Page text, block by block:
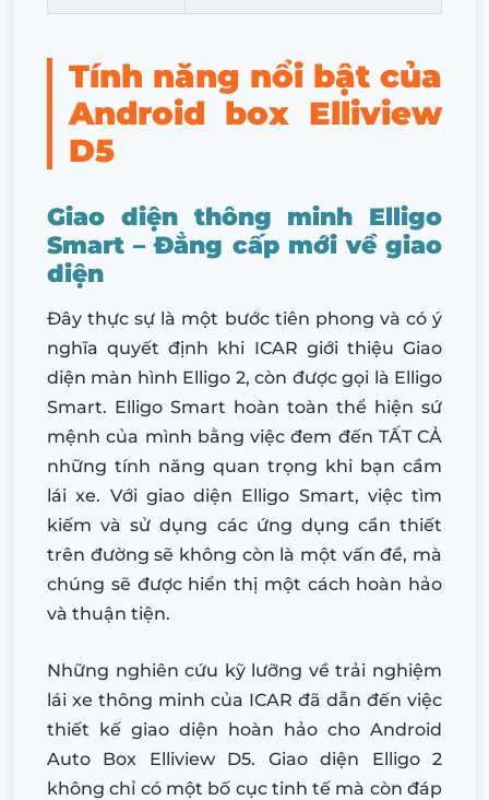
Tính năng nổi bật của
Android box Elliview
D5
Giao diện thông minh Elligo
Smart – Đẳng cấp mới về giao
diện
Đây thực sự là một bước tiên phong và có ý
nghĩa quyết định khi ICAR giới thiệu Giao
diện màn hình Elligo 2, còn được gọi là Elligo
Smart. Elligo Smart hoàn toàn thể hiện sứ
mệnh của mình bằng việc đem đến TẤT CẢ
những tính năng quan trọng khi bạn cầm
lái xe. Với giao diện Elligo Smart, việc tìm
kiếm và sử dụng các ứng dụng cần thiết
trên đường sẽ không còn là một vấn đề, mà
chúng sẽ được hiển thị một cách hoàn hảo
và thuận tiện.
Những nghiên cứu kỹ lưỡng về trải nghiệm
lái xe thông minh của ICAR đã dẫn đến việc
thiết kế giao diện hoàn hảo cho Android
Auto Box Elliview D5. Giao diện Elligo 2
không chỉ có một bố cục tinh tế mà còn đáp